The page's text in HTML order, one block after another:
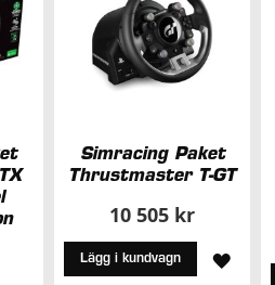
Simracing Paket
Thrustmaster T-GT
10 505 kr
Lägg i kundvagn
LÄGG